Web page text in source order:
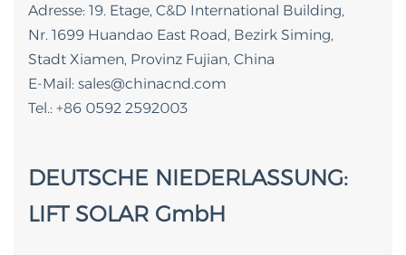
Adresse: 19. Etage, C&D International Building,
Nr. 1699 Huandao East Road, Bezirk Siming,
Stadt Xiamen, Provinz Fujian, China
E-Mail: sales@chinacnd.com
Tel.: +86 0592 2592003
DEUTSCHE NIEDERLASSUNG:
LIFT SOLAR GmbH